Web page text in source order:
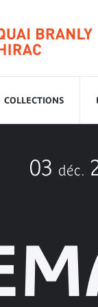
COLLECTIONS
03 déc.